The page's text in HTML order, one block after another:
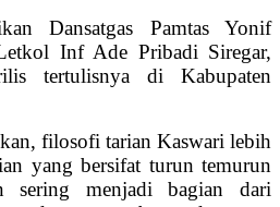
Dansatgas Pamtas Yonif
Inf Ade Pribadi Siregar,
tertulisnya di Kabupaten
filosofi tarian Kaswari lebih
yang bersifat turun temurun
sering menjadi bagian dari